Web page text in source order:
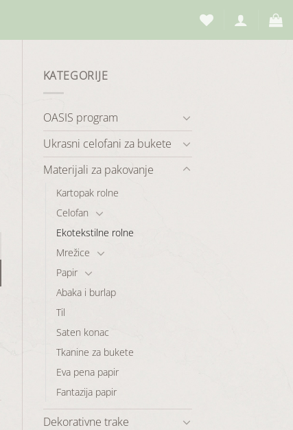
KATEGORIJE
OASIS program
Ukrasni celofani za bukete
Materijali za pakovanje
Kartopak rolne
Celofan
Ekotekstilne rolne
Mrežice
Papir
Abaka i burlap
Til
Saten konac
Tkanine za bukete
Eva pena papir
Fantazija papir
Dekorativne trake